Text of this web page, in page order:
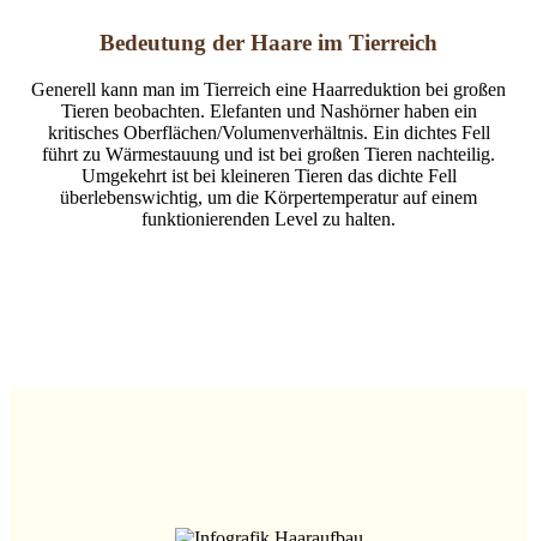
Bedeutung der Haare im Tierreich
Generell kann man im Tierreich eine Haarreduktion bei großen
Tieren beobachten. Elefanten und Nashörner haben ein
kritisches Oberflächen/Volumenverhältnis. Ein dichtes Fell
führt zu Wärmestauung und ist bei großen Tieren nachteilig.
Umgekehrt ist bei kleineren Tieren das dichte Fell
überlebenswichtig, um die Körpertemperatur auf einem
funktionierenden Level zu halten.